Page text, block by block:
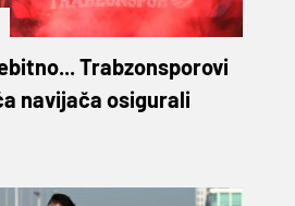
Trabzonsporovi
navijača osigurali